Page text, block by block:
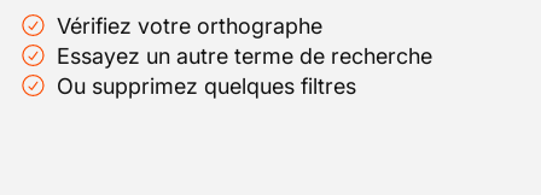
Vérifiez votre orthographe
Essayez un autre terme de recherche
Ou supprimez quelques filtres